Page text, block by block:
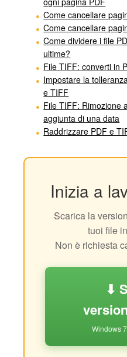
Come cancellare
Come cancellare
Come dividere i file
ultime?
File TIFF: converti in
Impostare la
e TIFF
File TIFF: Rimozione
aggiunta di una data
Raddrizzare PDF e
Inizia a
Scarica la
tuoi file
Non è richiesta
⬇
Windows